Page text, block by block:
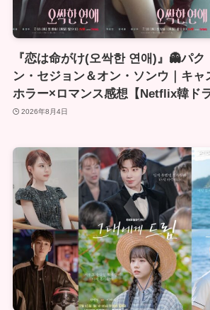
『恋は命がけ(오싹한 연애)』👻パ
ン・セジョン＆オン・ソンウ｜キャ
ホラー×ロマンス感想【Netflix韓ドラ
2026年8月4日